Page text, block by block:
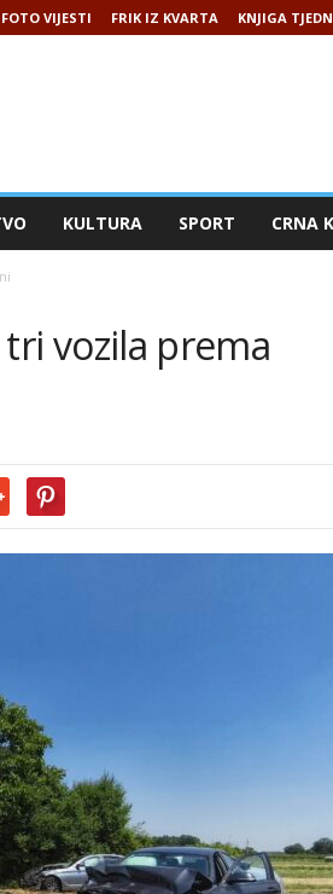
FOTO VIJESTI FRIK IZ KVARTA KNJIGA
KULTURA SPORT CRNA
vozila prema